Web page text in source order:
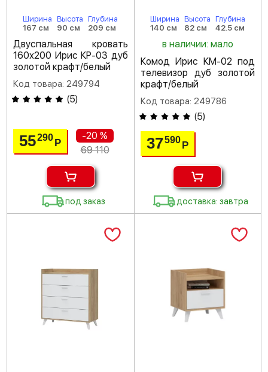
Ширина
167 см
Высота
90 см
Глубина
209 см
Двуспальная кровать
160х200 Ирис КР-03 дуб
золотой крафт/белый
Код товара: 249794
(5)
55290 Р
-20 %
69 110
под заказ
Ширина
140 см
Высота
82 см
Глубина
42.5 см
в наличии: мало
Комод Ирис КМ-02 под
телевизор дуб золотой
крафт/белый
Код товара: 249786
(5)
37590 Р
доставка: завтра